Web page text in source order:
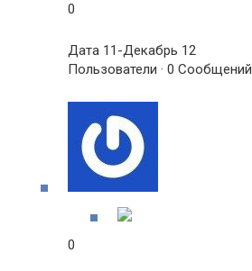
0
Дата 11-Декабрь 12
Пользователи · 0 Сообщений
0